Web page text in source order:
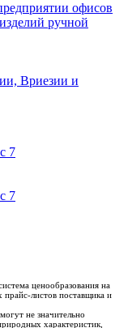
офисов
ручной
Вриезии и
ценообразования на
прайс-листов поставщика и
не значительно
характеристик,